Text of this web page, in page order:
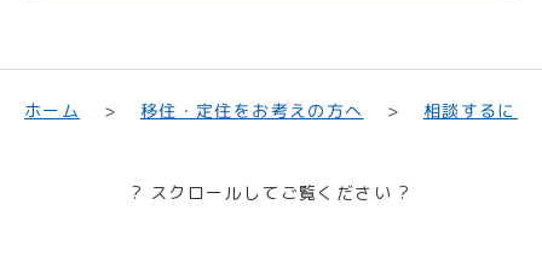
ホーム 移住・定住をお考えの方へ 相談するには
? スクロールしてご覧ください ?